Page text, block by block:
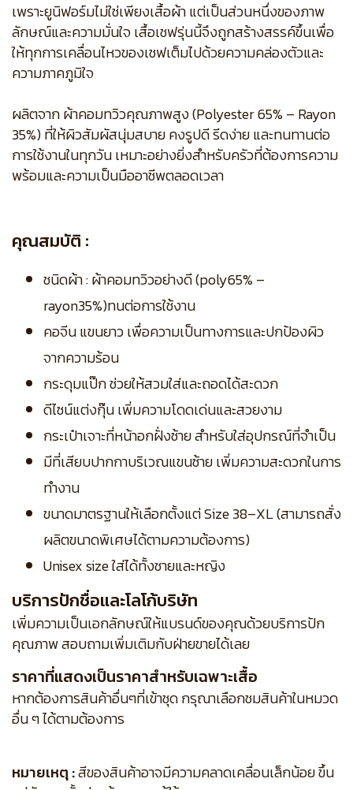
เพราะยูนิฟอร์มไม่ใช่เพียงเสื้อผ้า แต่เป็นส่วนหนึ่งของภาพ
ลักษณ์และความมั่นใจ เสื้อเชฟรุ่นนี้จึงถูกสร้างสรรค์ขึ้นเพื่อ
ให้ทุกการเคลื่อนไหวของเชฟเต็มไปด้วยความคล่องตัวและ
ความภาคภูมิใจ
ผลิตจาก ผ้าคอมทวิวคุณภาพสูง (Polyester 65% – Rayon
35%) ที่ให้ผิวสัมผัสนุ่มสบาย คงรูปดี รีดง่าย และทนทานต่อ
การใช้งานในทุกวัน เหมาะอย่างยิ่งสำหรับครัวที่ต้องการความ
พร้อมและความเป็นมืออาชีพตลอดเวลา
คุณสมบัติ :
ชนิดผ้า : ผ้าคอมทวิวอย่างดี (poly65% –
rayon35%)ทนต่อการใช้งาน
คอจีน แขนยาว เพื่อความเป็นทางการและปกป้องผิว
จากความร้อน
กระดุมแป๊ก ช่วยให้สวมใส่และถอดได้สะดวก
ดีไซน์แต่งกุ๊น เพิ่มความโดดเด่นและสวยงาม
กระเป๋าเจาะที่หน้าอกฝั่งซ้าย สำหรับใส่อุปกรณ์ที่จำเป็น
มีที่เสียบปากกาบริเวณแขนซ้าย เพิ่มความสะดวกในการ
ทำงาน
ขนาดมาตรฐานให้เลือกตั้งแต่ Size 38–XL (สามารถสั่ง
ผลิตขนาดพิเศษได้ตามความต้องการ)
Unisex size ใส่ได้ทั้งชายและหญิง
บริการปักชื่อและโลโก้บริษัท
เพิ่มความเป็นเอกลักษณ์ให้แบรนด์ของคุณด้วยบริการปัก
คุณภาพ สอบถามเพิ่มเติมกับฝ่ายขายได้เลย
ราคาที่แสดงเป็นราคาสำหรับเฉพาะเสื้อ
หากต้องการสินค้าอื่นๆที่เข้าชุด กรุณาเลือกชมสินค้าในหมวด
อื่น ๆ ได้ตามต้องการ
หมายเหตุ :สีของสินค้าอาจมีความคลาดเคลื่อนเล็กน้อย ขึ้น